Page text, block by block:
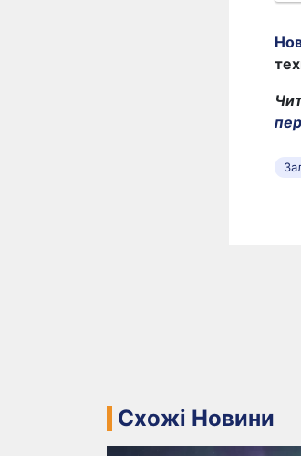
Схожі Новини